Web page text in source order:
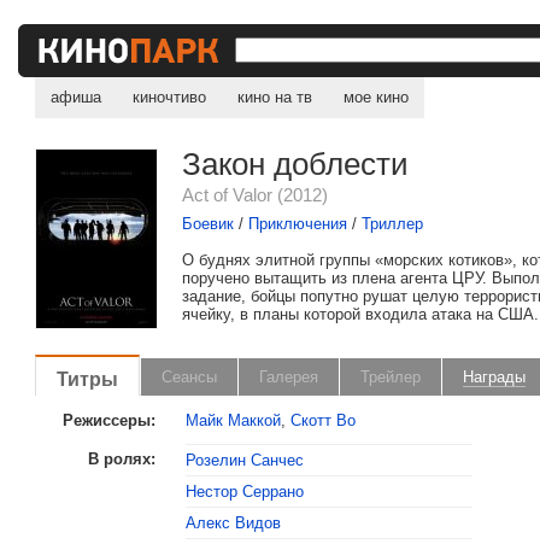
афиша киночтиво кино на тв мое кино
Закон доблести
Act of Valor (2012)
Боевик / Приключения /Триллер
О буднях элитной группы «морских котиков»,
поручено вытащить из плена агента ЦРУ.
задание, бойцы попутно рушат целую
ячейку, в планы которой входила атака на
Титры Сеансы Галерея Трейлер Награды
Режиссеры: Майк Маккой,Скотт Во
В ролях:
Розелин Санчес
Нестор Серрано
Алекс Видов